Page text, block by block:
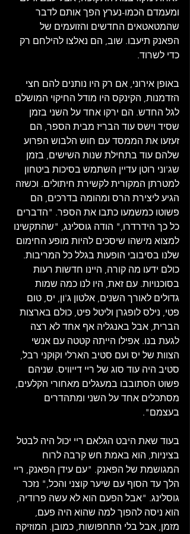
ומעמדם הכמו-נערץ הפך אותם לדבר
שהמטאטאים החדשים והזועמים של
הפאנק תיעבו. שוב, הם נאלצו להילחם רק
כדי לשרוד.
באופן אירוני, אם רק היו נותנים להם חצי
הזדמנות, הקינקס היו מודל החיקוי המושלם
לגל החדש. הם ירקו אחד על השני בזמן
שסיד וישס עוד הבריז מבית הספר, הם
זעזעו את הממסד עם חוש הלבוש הפרוע
שלהם עוד בתחילת שנות השישים, בזמן
שג'וני רוטן עדיין השתמש בסיכות ביטחון
למטרתן המקורית לקשירת חיתולים. וכשזה
הגיע ליצירת הרס ומהומה בדרכים, הם
פשוטו כמשמעו כתבו את הספר. "הדברים
כל כך הידרדרו," הודה גוסלינג, "שהתקשינו
למצוא מישהו שיסכים להיות מופע החימום
שלנו בסיבובי הופעות בגלל כל המריבות.
כולם ידעו מה קורה, היינו חדשות רעות
בסוכנויות. עם זאת, היו לנו כמה שמות
גדולים לאורך השנים, אלטון ג'ון, יס, טום
פטי, נילס לופגרן וליטל פיט, כולם בארצות
הברית, אבל באנגליה אף אחד לא רצה
לגעת בנו. אפילו הייתה קטטה עם אנשי
הצוות של יס ועם סטיב הארלי וקוקני רבל,
סטיב היה עוד סוג של ריי דייוויס. שניהם
פשוט הסתובבו במעגלים מאחורי הקלעים,
מסתכלים אחד על השני ומתהדרים
בעצמם".
בעוד שאת היבט הגלאם ריי יכול היה לבטל
בציניות, הוא באמת חש קרבה לרוח
המגושמת של הפאנק. "עם עידן הפאנק, ריי
הלך עד הסוף עם שיער קוצני והכל," נזכר
גוסלינג. "אבל הפעם הוא לא עשה פרודיה,
הוא ניסה להפוך למה שהוא היה פעם,
מזמן, אבל בלי התחפושות, כמובן. המוזיקה